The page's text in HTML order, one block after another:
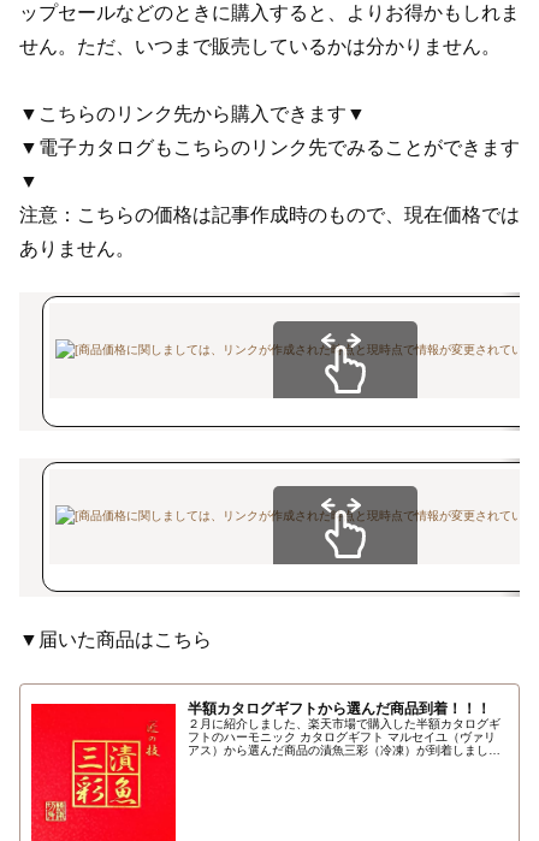
ップセールなどのときに購入すると、よりお得かもしれま
せん。ただ、いつまで販売しているかは分かりません。
▼こちらのリンク先から購入できます▼
▼電子カタログもこちらのリンク先でみることができます
▼
注意：こちらの価格は記事作成時のもので、現在価格では
ありません。
▼届いた商品はこちら
半額カタログギフトから選んだ商品到着！！！
２月に紹介しました、楽天市場で購入した半額カタログギ
フトのハーモニック カタログギフト マルセイユ（ヴァリ
アス）から選んだ商品の漬魚三彩（冷凍）が到着しまし